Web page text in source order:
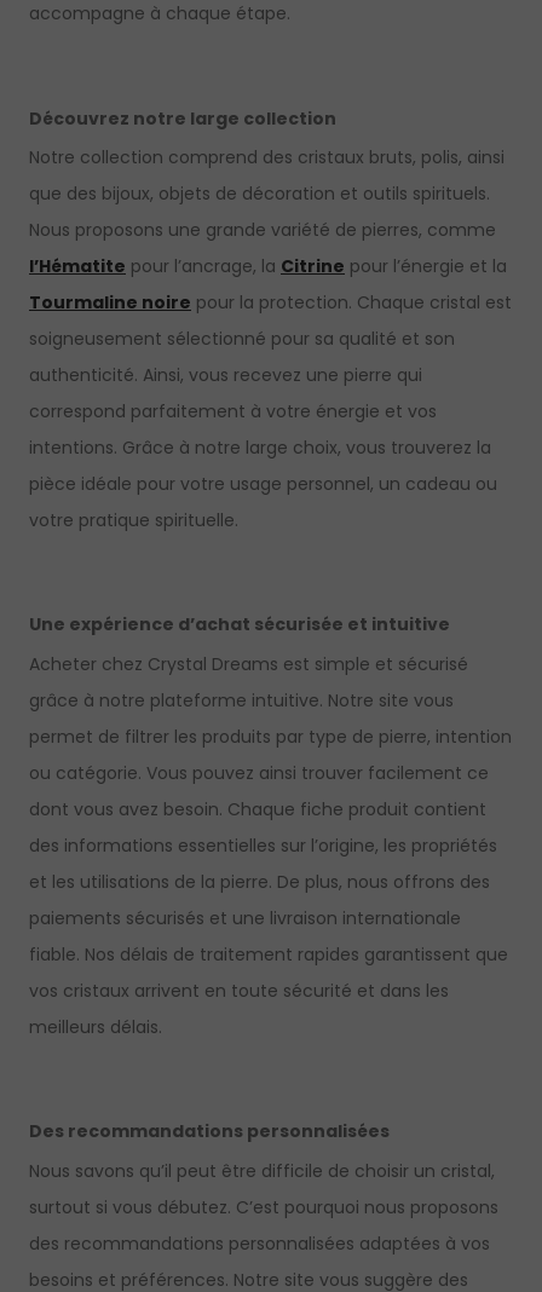
accompagne à chaque étape.
Découvrez notre large collection
Notre collection comprend des cristaux bruts, polis, ainsi
que des bijoux, objets de décoration et outils spirituels.
Nous proposons une grande variété de pierres, comme
l’Hématite pour l’ancrage, la Citrine pour l’énergie et la
Tourmaline noire pour la protection. Chaque cristal est
soigneusement sélectionné pour sa qualité et son
authenticité. Ainsi, vous recevez une pierre qui
correspond parfaitement à votre énergie et vos
intentions. Grâce à notre large choix, vous trouverez la
pièce idéale pour votre usage personnel, un cadeau ou
votre pratique spirituelle.
Une expérience d’achat sécurisée et intuitive
Acheter chez Crystal Dreams est simple et sécurisé
grâce à notre plateforme intuitive. Notre site vous
permet de filtrer les produits par type de pierre, intention
ou catégorie. Vous pouvez ainsi trouver facilement ce
dont vous avez besoin. Chaque fiche produit contient
des informations essentielles sur l’origine, les propriétés
et les utilisations de la pierre. De plus, nous offrons des
paiements sécurisés et une livraison internationale
fiable. Nos délais de traitement rapides garantissent que
vos cristaux arrivent en toute sécurité et dans les
meilleurs délais.
Des recommandations personnalisées
Nous savons qu’il peut être difficile de choisir un cristal,
surtout si vous débutez. C’est pourquoi nous proposons
des recommandations personnalisées adaptées à vos
besoins et préférences. Notre site vous suggère des